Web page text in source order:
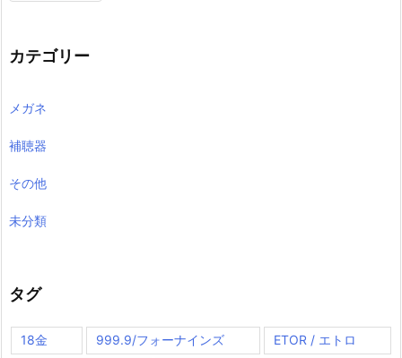
カテゴリー
メガネ
補聴器
その他
未分類
タグ
18金 999.9/フォーナインズ ETOR / エトロ